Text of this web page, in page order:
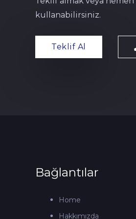
kullanabilirsiniz.
Teklif Al
Bağlantılar
Home
Hakkımızda